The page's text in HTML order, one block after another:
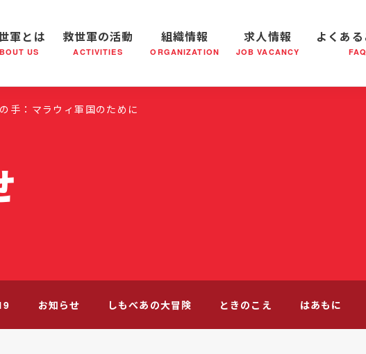
軍とは
US
えている社会問題 救世軍の成り立ち 軍隊形式について 私た
救世軍の活動
ACTIVITIES
救世軍の活動 社会鍋 社会鍋物語 音楽活動 救世軍
組織情報
ORGANIZATION
組織概要 全国の小隊(教会)等について 医療・社
求人情報
JOB VACANCY
よくあ
FAQ
手：マラウィ軍国のために
お知らせ しもべあの大冒険 ときのこえ はあもに